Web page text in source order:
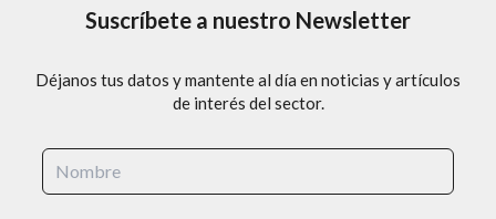
Leer más
Suscríbete a nuestro Newsletter
Déjanos tus datos y mantente al día en noticias y artículos
de interés del sector.